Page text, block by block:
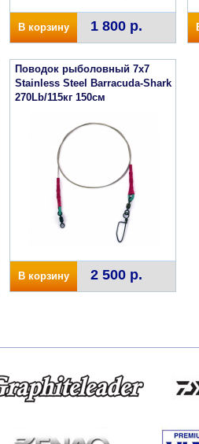
В корзину 1 800 р.
Поводок рыболовный 7х7
Stainless Steel Barracuda-Shark
270Lb/115кг 150см
В корзину 2 500 р.